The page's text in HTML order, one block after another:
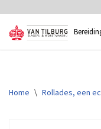
Ga
Home \ Rollades, een